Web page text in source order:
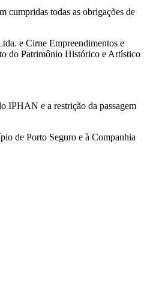
cumpridas todas as obrigações de
e Cirne Empreendimentos e
do Patrimônio Histórico e Artístico
IPHAN e a restrição da passagem
de Porto Seguro e à Companhia